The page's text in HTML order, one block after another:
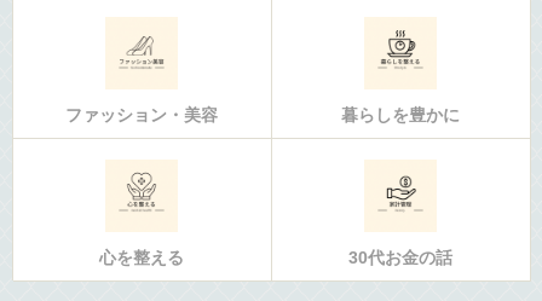
ファッション・美容 暮らしを豊かに
心を整える 30代お金の話